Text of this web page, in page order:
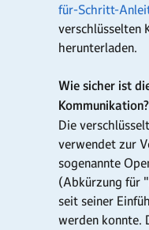
für-Schritt-
verschlüsselten
herunterladen.
Wie sicher ist
Kommunikation?
Die
verwendet zur
sogenannte
(Abkürzung für
seit seiner
werden konnte.